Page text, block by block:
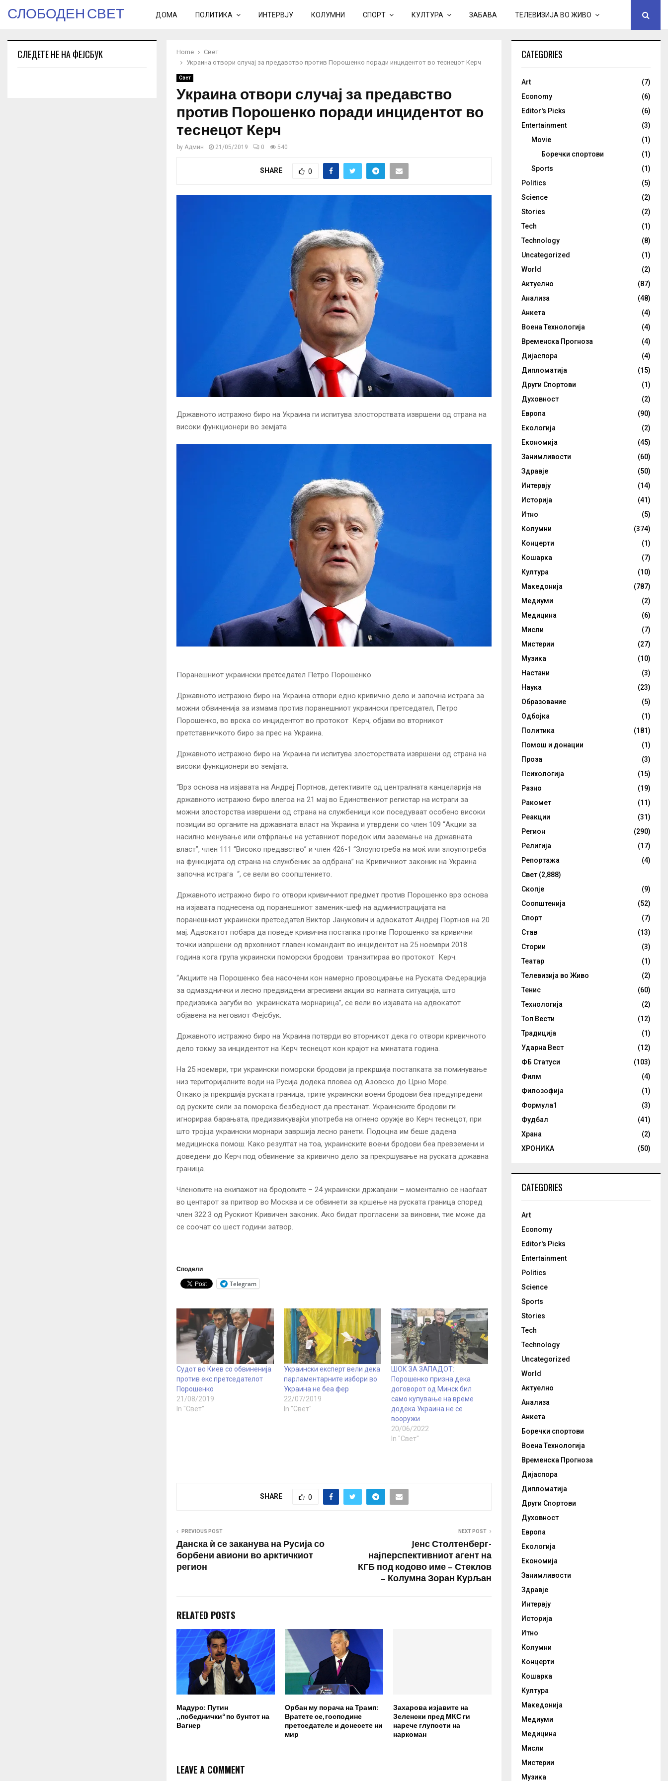
СЛОБОДЕН СВЕТ ДОМА ПОЛИТИКА ИНТЕРВЈУ КОЛУМНИ СПОРТ КУЛТУРА ЗАБАВА ТЕЛЕВИЗИЈА ВО ЖИВО
Home
Свет
Украина отвори случај за предавство против Порошенко поради инцидентот во теснецот Керч
Свет
Украина отвори случај за предавство
против Порошенко поради инцидентот во
теснецот Керч
by Админ 21/05/2019 0 540
SHARE 0
Државното истражно биро на Украина ги испитува злосторствата извршени од страна на
високи функционери во земјата
Поранешниот украински претседател Петро Порошенко
Државното истражно биро на Украина отвори едно кривично дело и започна истрага за
можни обвиненија за измама против поранешниот украински претседател, Петро
Порошенко, во врска со инцидентот во протокот Керч, објави во вторникот
претставничкото биро за прес на Украина.
Државното истражно биро на Украина ги испитува злосторствата извршени од страна на
високи функционери во земјата.
“Врз основа на изјавата на Андреј Портнов, детективите од централната канцеларија на
државното истражно биро влегоа на 21 мај во Единствениот регистар на истраги за
можни злосторства извршени од страна на службеници кои поседуваат особено високи
позиции во органите на државната власт на Украина и утврдени со член 109 “Акции за
насилно менување или отфрлање на уставниот поредок или заземање на државната
власт”, член 111 “Високо предавство” и член 426-1 “Злоупотреба на моќ или злоупотреба
на функцијата од страна на службеник за одбрана” на Кривичниот законик на Украина
започна истрага “, се вели во соопштението.
Државното истражно биро го отвори кривичниот предмет против Порошенко врз основа
на изјавата поднесена од поранешниот заменик-шеф на администрацијата на
поранешниот украински претседател Виктор Јанукович и адвокатот Андреј Портнов на 20
мај. Адвокатот побара да поведе кривична постапка против Порошенко за кривични
точки извршени од врховниот главен командант во инцидентот на 25 ноември 2018
година кога група украински поморски бродови транзитираа во протокот Керч.
“Акциите на Порошенко беа насочени кон намерно провоцирање на Руската Федерација
за одмазднички и лесно предвидени агресивни акции во напната ситуација, што
предизвика загуби во украинската морнарица”, се вели во изјавата на адвокатот
објавена на неговиот Фејсбук.
Државното истражно биро на Украина потврди во вторникот дека го отвори кривичното
дело токму за инцидентот на Керч теснецот кон крајот на минатата година.
На 25 ноември, три украински поморски бродови ја прекршија постапката за поминување
низ територијалните води на Русија додека пловеа од Азовско до Црно Море.
Откако ја прекршија руската граница, трите украински воени бродови беа предупредени
од руските сили за поморска безбедност да престанат. Украинските бродови ги
игнорираа барањата, предизвикувајќи употреба на огнено оружје во Керч теснецот, при
што тројца украински морнари завршија лесно ранети. Подоцна им беше дадена
медицинска помош. Како резултат на тоа, украинските воени бродови беа превземени и
доведени до Керч под обвинение за кривично дело за прекршување на руската државна
граница.
Членовите на екипажот на бродовите – 24 украински државјани – моментално се наоѓаат
во центарот за притвор во Москва и се обвинети за кршење на руската граница според
член 322.3 од Рускиот Кривичен законик. Ако бидат прогласени за виновни, тие може да
се соочат со шест години затвор.
Сподели
Telegram
Судот во Киев со обвиненија
против екс претседателот
Порошенко
21/08/2019
In "Свет"
Украински експерт вели дека
парламентарните избори во
Украина не беа фер
22/07/2019
In "Свет"
ШОК ЗА ЗАПАДОТ:
Порошенко призна дека
договорот од Минск бил
само купување на време
додека Украина не се
вооружи
20/06/2022
In "Свет"
SHARE 0
PREVIOUS POST
Данска ѝ се заканува на Русија со
борбени авиони во арктичкиот
регион
NEXT POST
Jенс Столтенберг-
наjперспективниот агент на
КГБ под кодово име – Стеклов
– Колумна Зоран Курљан
RELATED POSTS
Мадуро: Путин
„победнички“ по бунтот на
Вагнер
Орбан му порача на Трамп:
Вратете се, господине
претседателе и донесете ни
мир
Захарова изјавите на
Зеленски пред МКС ги
нарече глупости на
наркоман
LEAVE A COMMENT
СЛЕДЕТЕ НЕ НА ФЕЈСБУК CATEGORIES
Art
(7)
Economy
(6)
Editor's Picks
(6)
Entertainment
(3)
Movie
(1)
Боречки спортови
(1)
Sports
(1)
Politics
(5)
Science
(2)
Stories
(2)
Tech
(1)
Technology
(8)
Uncategorized
(1)
World
(2)
Актуелно
(87)
Анализа
(48)
Анкета
(4)
Воена Технологија
(4)
Временска Прогноза
(4)
Дијаспора
(4)
Дипломатија
(15)
Други Спортови
(1)
Духовност
(2)
Европа
(90)
Екологија
(2)
Економија
(45)
Занимливости
(60)
Здравје
(50)
Интервју
(14)
Историја
(41)
Итно
(5)
Колумни
(374)
Концерти
(1)
Кошарка
(7)
Култура
(10)
Македонија
(787)
Медиуми
(2)
Медицина
(6)
Мисли
(7)
Мистерии
(27)
Музика
(10)
Настани
(3)
Наука
(23)
Образование
(5)
Одбојка
(1)
Политика
(181)
Помош и донации
(1)
Проза
(3)
Психологија
(15)
Разно
(19)
Ракомет
(11)
Реакции
(31)
Регион
(290)
Религија
(17)
Репортажа
(4)
Свет (2,888)
Скопје
(9)
Соопштенија
(52)
Спорт
(7)
Став
(13)
Стории
(3)
Театар
(1)
Телевизија во Живо
(2)
Тенис
(60)
Технологија
(2)
Топ Вести
(12)
Традиција
(1)
Ударна Вест
(12)
ФБ Статуси
(103)
Филм
(4)
Филозофија
(1)
Формула1
(3)
Фудбал
(41)
Храна
(2)
ХРОНИКА
(50)
CATEGORIES
Art
Economy
Editor's Picks
Entertainment
Politics
Science
Sports
Stories
Tech
Technology
Uncategorized
World
Актуелно
Анализа
Анкета
Боречки спортови
Воена Технологија
Временска Прогноза
Дијаспора
Дипломатија
Други Спортови
Духовност
Европа
Екологија
Економија
Занимливости
Здравје
Интервју
Историја
Итно
Колумни
Концерти
Кошарка
Култура
Македонија
Медиуми
Медицина
Мисли
Мистерии
Музика